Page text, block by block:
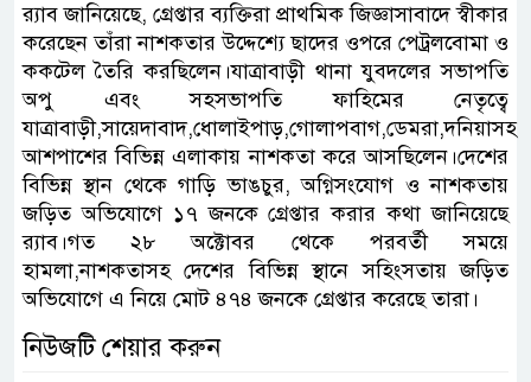
র‌্যাব জানিয়েছে, গ্রেপ্তার ব্যক্তিরা প্রাথমিক জিজ্ঞাসাবাদে স্বীকার
করেছেন তাঁরা নাশকতার উদ্দেশ্যে ছাদের ওপরে পেট্রলবোমা ও
ককটেল তৈরি করছিলেন।যাত্রাবাড়ী থানা যুবদলের সভাপতি
অপু এবং সহসভাপতি ফাহিমের নেতৃত্বে
যাত্রাবাড়ী,সায়েদাবাদ,ধোলাইপাড়,গোলাপবাগ,ডেমরা,দনিয়াসহ
আশপাশের বিভিন্ন এলাকায় নাশকতা করে আসছিলেন।দেশের
বিভিন্ন স্থান থেকে গাড়ি ভাঙচুর, অগ্নিসংযোগ ও নাশকতায়
জড়িত অভিযোগে ১৭ জনকে গ্রেপ্তার করার কথা জানিয়েছে
র‌্যাব।গত ২৮ অক্টোবর থেকে পরবর্তী সময়ে
হামলা,নাশকতাসহ দেশের বিভিন্ন স্থানে সহিংসতায় জড়িত
অভিযোগে এ নিয়ে মোট ৪৭৪ জনকে গ্রেপ্তার করেছে তারা।
নিউজটি শেয়ার করুন